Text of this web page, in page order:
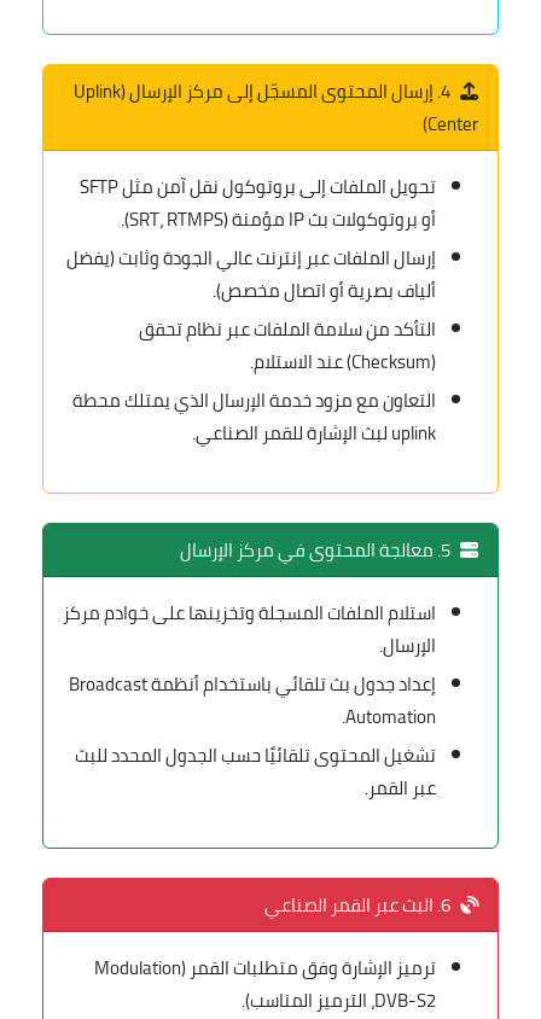
4. إرسال المحتوى المسجّل إلى مركز الإرسال (Uplink
Center)
تحويل الملفات إلى بروتوكول نقل آمن مثل SFTP
أو بروتوكولات بث IP مؤمنة (SRT، RTMPS).
إرسال الملفات عبر إنترنت عالي الجودة وثابت (يفضل
ألياف بصرية أو اتصال مخصص).
التأكد من سلامة الملفات عبر نظام تحقق
(Checksum) عند الاستلام.
التعاون مع مزود خدمة الإرسال الذي يمتلك محطة
uplink لبث الإشارة للقمر الصناعي.
5. معالجة المحتوى في مركز الإرسال
استلام الملفات المسجلة وتخزينها على خوادم مركز
الإرسال.
إعداد جدول بث تلقائي باستخدام أنظمة Broadcast
Automation.
تشغيل المحتوى تلقائيًا حسب الجدول المحدد للبث
عبر القمر.
6. البث عبر القمر الصناعي
ترميز الإشارة وفق متطلبات القمر (Modulation
DVB-S2، الترميز المناسب).